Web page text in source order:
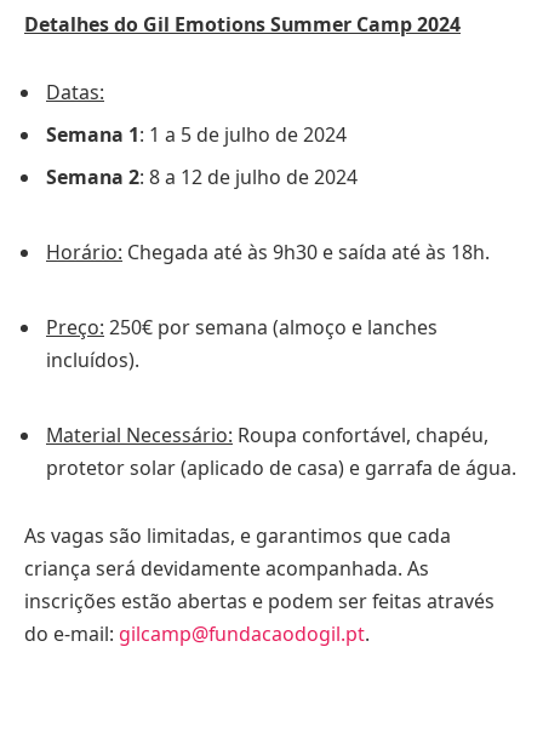
Detalhes do Gil Emotions Summer Camp 2024
Datas:
Semana 1: 1 a 5 de julho de 2024
Semana 2: 8 a 12 de julho de 2024
Horário: Chegada até às 9h30 e saída até às 18h.
Preço: 250€ por semana (almoço e lanches
incluídos).
Material Necessário: Roupa confortável, chapéu,
protetor solar (aplicado de casa) e garrafa de água.
As vagas são limitadas, e garantimos que cada
criança será devidamente acompanhada. As
inscrições estão abertas e podem ser feitas através
do e-mail: gilcamp@fundacaodogil.pt.